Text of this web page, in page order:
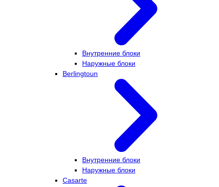
Внутренние блоки
Наружные блоки
Berlingtoun
Внутренние блоки
Наружные блоки
Casarte